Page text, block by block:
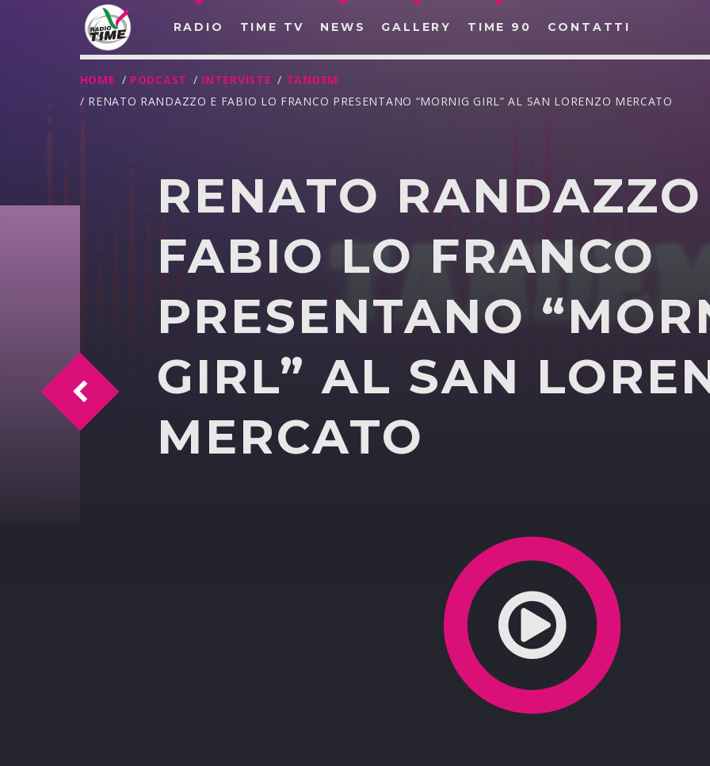
RADIO TIME TV NEWS GALLERY TIME 90 CONTATTI
CERCA NEL SITO WEB:
HOME / PODCAST / INTERVISTE / TANDEM
/ RENATO RANDAZZO E FABIO LO FRANCO PRESENTANO “MORNIG GIRL” AL SAN LORENZO MERCATO
RENATO RANDAZZO
FABIO LO FRANCO
PRESENTANO
GIRL” AL SAN
MERCATO
INTERVISTA RINO MARTINEZ CANTAUTORE E MISSIONARIO